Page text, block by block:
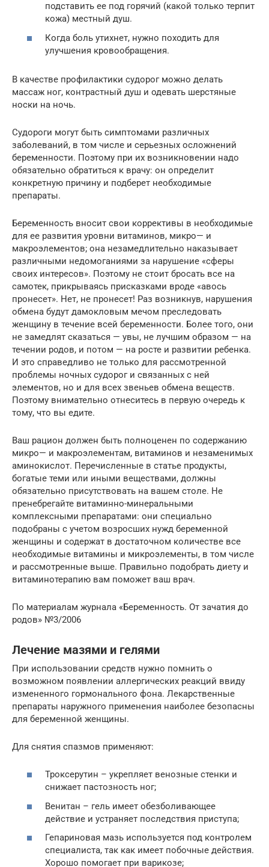
подставить ее под горячий (какой только терпит
кожа) местный душ.
Когда боль утихнет, нужно походить для
улучшения кровообращения.
В качестве профилактики судорог можно делать
массаж ног, контрастный душ и одевать шерстяные
носки на ночь.
Судороги могут быть симптомами различных
заболеваний, в том числе и серьезных осложнений
беременности. Поэтому при их возникновении надо
обязательно обратиться к врачу: он определит
конкретную причину и подберет необходимые
препараты.
Беременность вносит свои коррективы в необходимые
для ее развития уровни витаминов, микро— и
макроэлементов; она незамедлительно наказывает
различными недомоганиями за нарушение «сферы
своих интересов». Поэтому не стоит бросать все на
самотек, прикрываясь присказками вроде «авось
пронесет». Нет, не пронесет! Раз возникнув, нарушения
обмена будут дамокловым мечом преследовать
женщину в течение всей беременности. Более того, они
не замедлят сказаться — увы, не лучшим образом — на
течении родов, и потом — на росте и развитии ребенка.
И это справедливо не только для рассмотренной
проблемы ночных судорог и связанных с ней
элементов, но и для всех звеньев обмена веществ.
Поэтому внимательно отнеситесь в первую очередь к
тому, что вы едите.
Ваш рацион должен быть полноценен по содержанию
микро— и макроэлементам, витаминов и незаменимых
аминокислот. Перечисленные в статье продукты,
богатые теми или иными веществами, должны
обязательно присутствовать на вашем столе. Не
пренебрегайте витаминно-минеральными
комплексными препаратами: они специально
подобраны с учетом возросших нужд беременной
женщины и содержат в достаточном количестве все
необходимые витамины и микроэлементы, в том числе
и рассмотренные выше. Правильно подобрать диету и
витаминотерапию вам поможет ваш врач.
По материалам журнала «Беременность. От зачатия до
родов» №3/2006
Лечение мазями и гелями
При использовании средств нужно помнить о
возможном появлении аллергических реакций ввиду
измененного гормонального фона. Лекарственные
препараты наружного применения наиболее безопасны
для беременной женщины.
Для снятия спазмов применяют:
Троксерутин – укрепляет венозные стенки и
снижает пастозность ног;
Венитан – гель имеет обезболивающее
действие и устраняет последствия приступа;
Гепариновая мазь используется под контролем
специалиста, так как имеет побочные действия.
Хорошо помогает при варикозе;